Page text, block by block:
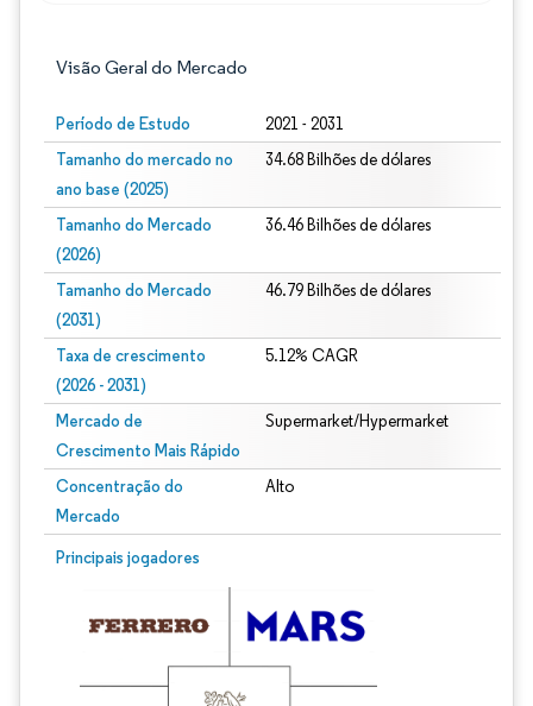
Visão Geral do Mercado
Período de Estudo 2021 - 2031
Tamanho do mercado no
ano base (2025)
34.68 Bilhões de dólares
Tamanho do Mercado
(2026)
36.46 Bilhões de dólares
Tamanho do Mercado
(2031)
46.79 Bilhões de dólares
Taxa de crescimento
(2026 - 2031)
5.12% CAGR
Mercado de
Crescimento Mais Rápido
Supermarket/Hypermarket
Concentração do
Mercado
Alto
Principais jogadores
Imagem © Mordor Intelligence. O reuso requer atribuição conforme CC BY 4.0.